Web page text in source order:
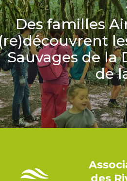
Des familles
Sauvages de la
de
des